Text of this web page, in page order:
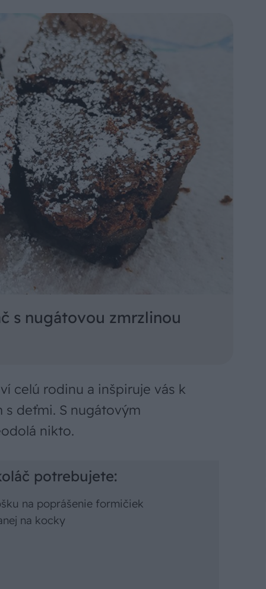
s nugátovou zmrzlinou
celú rodinu a inšpiruje vás k
s deťmi. S nugátovým
nikto.
potrebujete:
na poprášenie formičiek
na kocky